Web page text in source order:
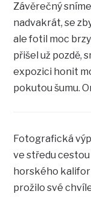
Závěrečný
nadvakrát, se
ale fotil moc
přišel už pozdě,
expozici honit
pokutou šumu.
Fotografická
ve středu cestou
horského
prožilo své